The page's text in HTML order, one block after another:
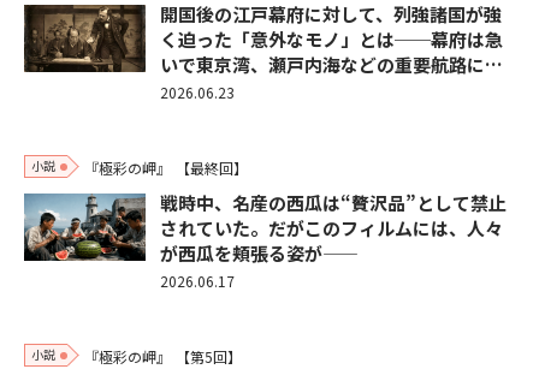
開国後の江戸幕府に対して、列強諸国が強
く迫った「意外なモノ」とは──幕府は急
いで東京湾、瀬戸内海などの重要航路に…
2026.06.23
小説 『極彩の岬』 【最終回】
戦時中、名産の西瓜は“贅沢品”として禁止
されていた。だがこのフィルムには、人々
が西瓜を頬張る姿が――
2026.06.17
小説 『極彩の岬』 【第5回】